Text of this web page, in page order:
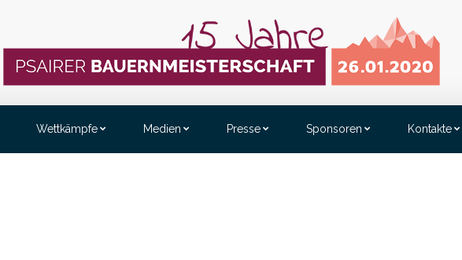
Wettkämpfe Medien Presse Sponsoren Kontakte